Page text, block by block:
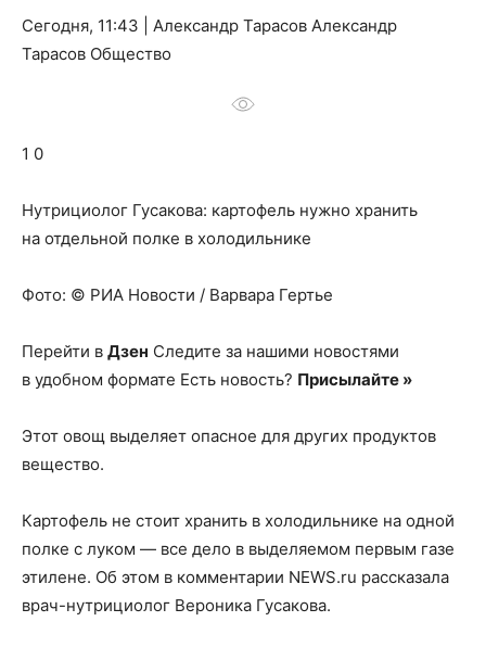
о
нем
Сегодня, 11:43 | Александр Тарасов Александр
Тарасов Общество
1 0
Нутрициолог Гусакова: картофель нужно хранить
на отдельной полке в холодильнике
Фото: © РИА Новости / Варвара Гертье
Перейти в Дзен Следите за нашими новостями
в удобном формате Есть новость? Присылайте »
Этот овощ выделяет опасное для других продуктов
вещество.
Картофель не стоит хранить в холодильнике на одной
полке с луком — все дело в выделяемом первым газе
этилене. Об этом в комментарии NEWS.ru рассказала
врач-нутрициолог Вероника Гусакова.